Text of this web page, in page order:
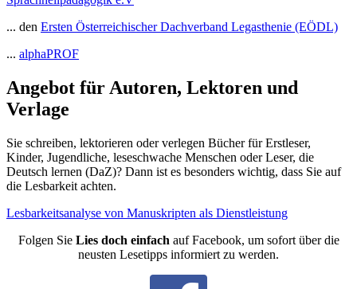
... den Ersten Österreichischer Dachverband Legasthenie (EÖDL)
... alphaPROF
Angebot für Autoren, Lektoren und
Verlage
Sie schreiben, lektorieren oder verlegen Bücher für Erstleser,
Kinder, Jugendliche, leseschwache Menschen oder Leser, die
Deutsch lernen (DaZ)? Dann ist es besonders wichtig, dass Sie auf
die Lesbarkeit achten.
Lesbarkeitsanalyse von Manuskripten als Dienstleistung
Folgen Sie Lies doch einfach auf Facebook, um sofort über die
neusten Lesetipps informiert zu werden.